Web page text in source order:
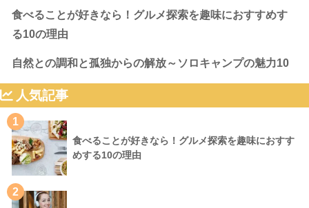
食べることが好きなら！グルメ探索を趣味におすすめす
る10の理由
自然との調和と孤独からの解放～ソロキャンプの魅力10
人気記事
1
食べることが好きなら！グルメ探索を趣味におすす
めする10の理由
2